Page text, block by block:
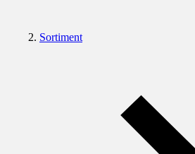
Sortiment